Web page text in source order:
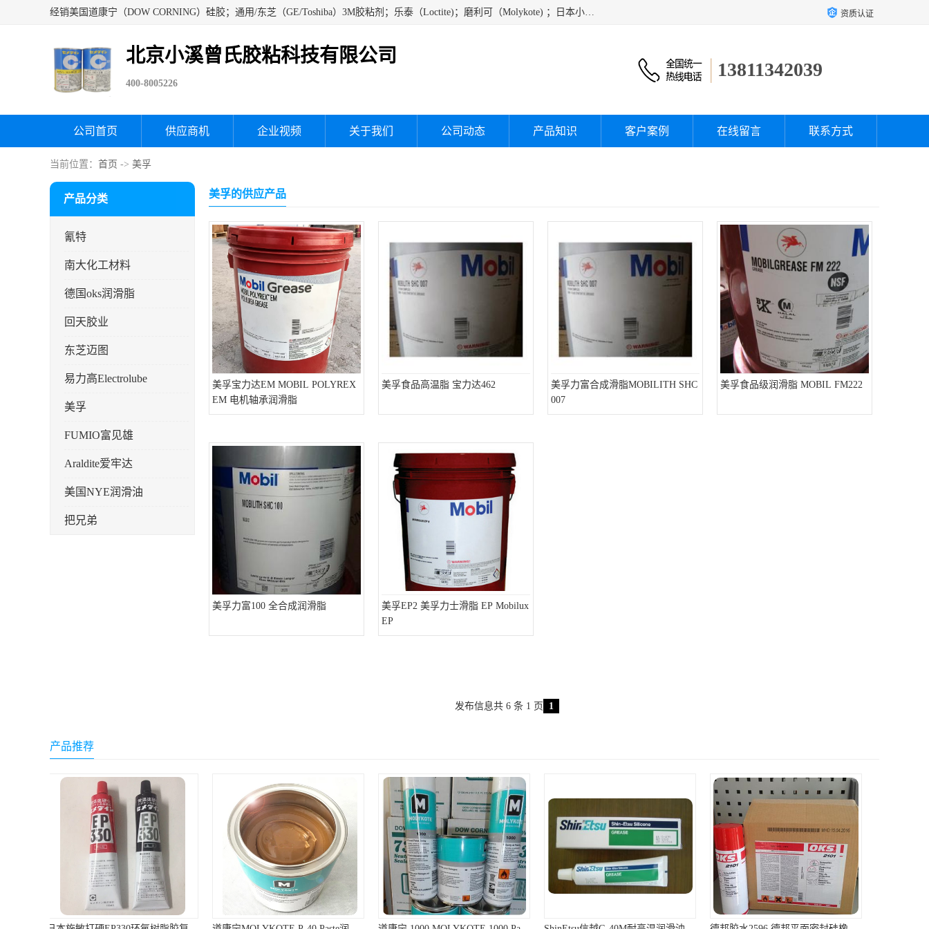
经销美国道康宁（DOW CORNING）硅胶；通用/东芝（GE/Toshiba）3M胶粘剂；乐泰（Loctite)；磨利可（Molykote) ；日本小西（KONISHI）硅胶；施敏打硬,硅胶；信越 产品；关东化成防潮披腹胶 ；三键；索尼；韩国Diabond，等各种电子电机电器进口硅胶产品、硅脂、硅油，经销美国道康宁（DOW CORNING）硅胶等 资质认证
北京小溪曾氏胶粘科技有限公司
400-8005226
13811342039
公司首页 供应商机 企业视频 关于我们 公司动态 产品知识 客户案例 在线留言 联系方式
当前位置： 首页 -> 美孚
产品分类
氰特
南大化工材料
德国oks润滑脂
回天胶业
东芝迈图
易力高Electrolube
美孚
FUMIO富见雄
Araldite爱牢达
美国NYE润滑油
把兄弟
索尼化学
日本threebond胶粘剂
德国克鲁勃（KLUBE）
韩国东部化学
德国Wurth集团Kislin
ergo.丙烯酸结构胶
美孚的供应产品
美孚宝力达EM MOBIL POLYREX
EM 电机轴承润滑脂
美孚食品高温脂 宝力达462
美孚力富合成滑脂MOBILITH SHC
007
美孚食品级润滑脂 MOBIL FM222
美孚力富100 全合成润滑脂
美孚EP2 美孚力士滑脂 EP Mobilux
EP
发布信息共 6 条 1 页 1
产品推荐